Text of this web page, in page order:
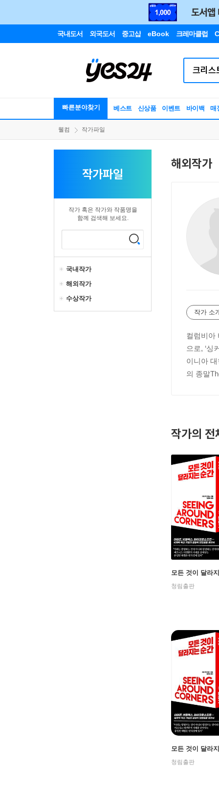
국내도서 외국도서 중고샵 eBook 크레마클럽
빠른분야찾기 베스트 신상품 이벤트 바이백 매
웰컴 작가파일
작가파일
작가 혹은 작가와 작품명을
함께 검색해 보세요.
국내작가
해외작가
수상작가
해외작가
작가 소
컬럼비아
으로, ‘싱
이니아
의 종말
작가의 전
모든 것이 달라
청림출판
모든 것이 달라
청림출판